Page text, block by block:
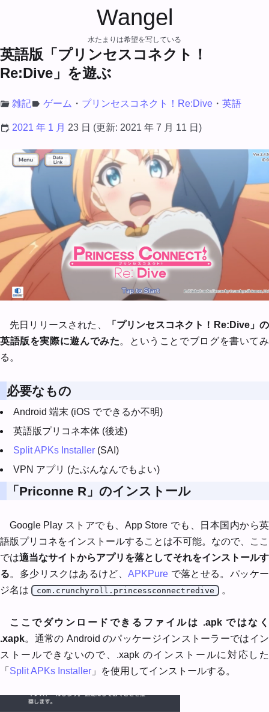
Wangel
水たまりは希望を写している
英語版「プリンセスコネクト！
Re:Dive」を遊ぶ
雑記 ゲーム プリンセスコネクト！Re:Dive 英語
2021 年 1 月 23 日 (更新: 2021 年 7 月 11 日 )
先日リリースされた、
「プリンセスコネクト！Re:Dive」の
英語版を実際に遊んでみた。ということでブログを書いてみ
る。
必要なもの
Android 端末 (iOS でできるか不明)
英語版プリコネ本体 (後述)
Split APKs Installer (SAI)
VPN アプリ (たぶんなんでもよい)
「Priconne R」のインストール
Google Play ストアでも、App Store でも、日本国内から英
語版プリコネをインストールすることは不可能。なので、ここ
では適当なサイトからアプリを落としてそれをインストールす
る。多少リスクはあるけど、APKPure で落とせる。パッケー
ジ名は
com.crunchyroll.princessconnectredive 。
ここでダウンロードできるファイルは .apk ではなく
.xapk。通常の Android のパッケージインストーラーではイン
ストールできないので、.xapk のインストールに対応した
「 Split APKs Installer 」を使用してインストールする。